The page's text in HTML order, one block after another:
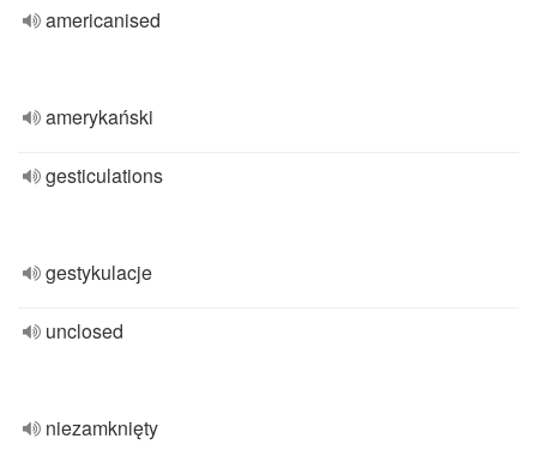
americanised
amerykański
gesticulations
gestykulacje
unclosed
niezamknięty